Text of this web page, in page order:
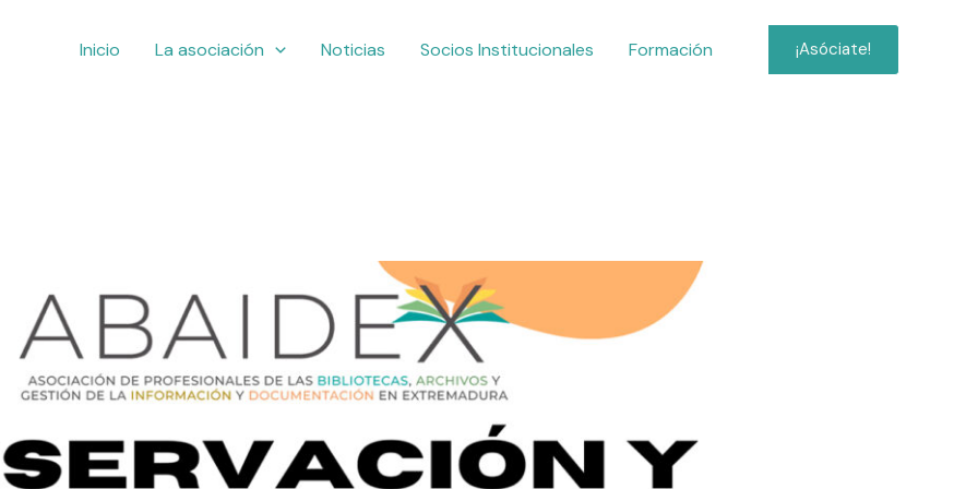
Inicio La asociación Noticias Socios Institucionales Formación ¡Asóciate!